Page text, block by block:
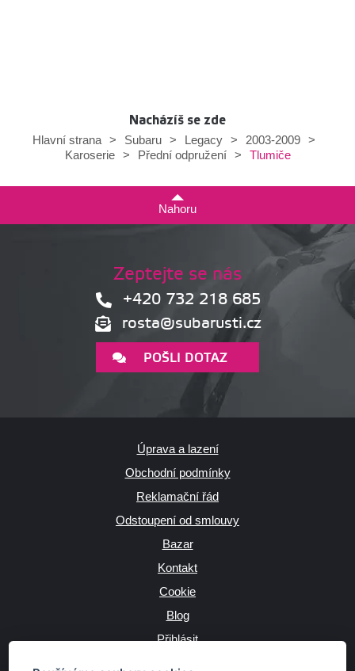
Nacházíš se zde
Hlavní strana
> Subaru > Legacy > 2003-2009
>
Karoserie
> Přední odpružení > Tlumiče
Nahoru
Zeptejte se nás
+420 732 218 685
rosta@subarusti.cz
POŠLI DOTAZ
Úprava a lazení
Obchodní podmínky
Reklamační řád
Odstoupení od smlouvy
Bazar
Kontakt
Cookie
Blog
Přihlásit